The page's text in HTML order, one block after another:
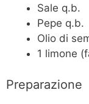
Sale q.b.
Pepe q.b.
Olio di
1 limone
Preparazione